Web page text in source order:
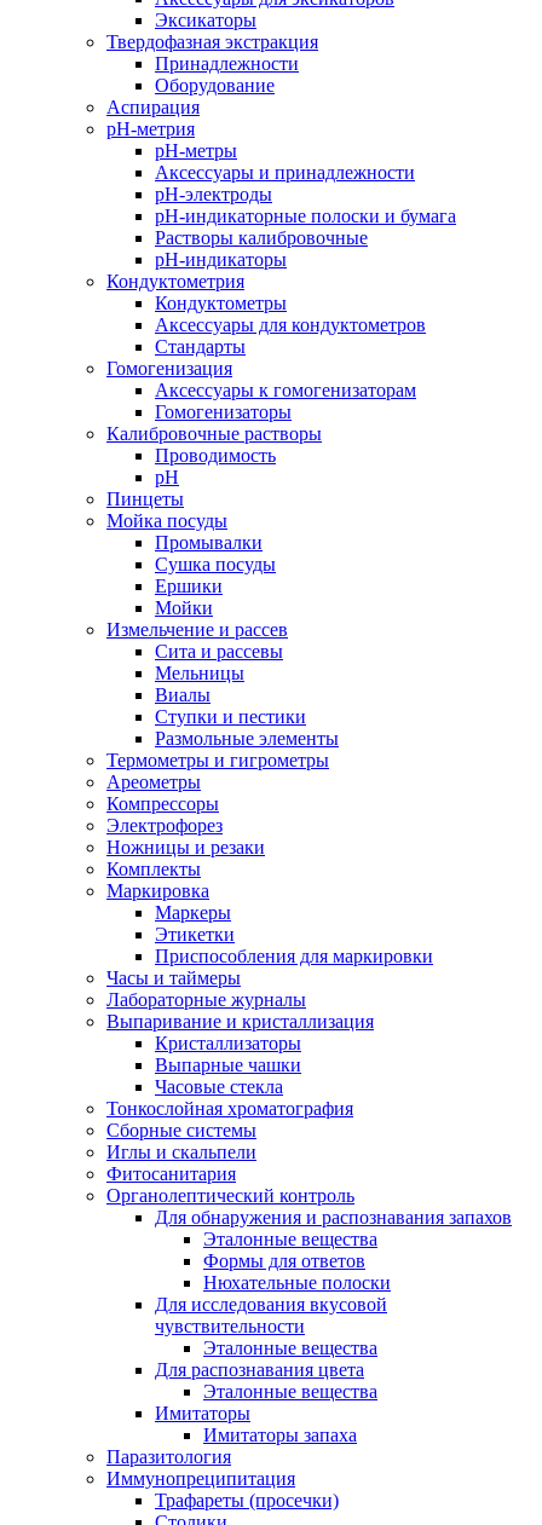
Эксикаторы
Твердофазная экстракция
Принадлежности
Оборудование
Аспирация
pH-метрия
pH-метры
Аксессуары и принадлежности
pH-электроды
pH-индикаторные полоски и бумага
Растворы калибровочные
pH-индикаторы
Кондуктометрия
Кондуктометры
Аксессуары для кондуктометров
Стандарты
Гомогенизация
Аксессуары к гомогенизаторам
Гомогенизаторы
Калибровочные растворы
Проводимость
pH
Пинцеты
Мойка посуды
Промывалки
Сушка посуды
Ершики
Мойки
Измельчение и рассев
Сита и рассевы
Мельницы
Виалы
Ступки и пестики
Размольные элементы
Термометры и гигрометры
Ареометры
Компрессоры
Электрофорез
Ножницы и резаки
Комплекты
Маркировка
Маркеры
Этикетки
Приспособления для маркировки
Часы и таймеры
Лабораторные журналы
Выпаривание и кристаллизация
Кристаллизаторы
Выпарные чашки
Часовые стекла
Тонкослойная хроматография
Сборные системы
Иглы и скальпели
Фитосанитария
Органолептический контроль
Для обнаружения и распознавания запахов
Эталонные вещества
Формы для ответов
Нюхательные полоски
Для исследования вкусовой
чувствительности
Эталонные вещества
Для распознавания цвета
Эталонные вещества
Имитаторы
Имитаторы запаха
Паразитология
Иммунопреципитация
Трафареты (просечки)